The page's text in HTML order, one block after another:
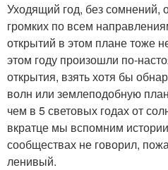
Уходящий год, без сомнений,
громких по всем
открытий в этом плане тоже
этом году произошли по-
открытия, взять хотя бы
волн или землеподобную
чем в 5 световых годах от
вкратце мы вспомним
сообществах не говорил,
ленивый.